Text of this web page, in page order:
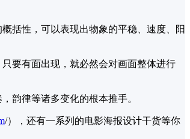
括性，可以表现出物象的平稳、速度、阳
要有面出现，就必然会对画面整体进行
韵律等诸多变化的根本推手。
/），还有一系列的电影海报设计干货等你